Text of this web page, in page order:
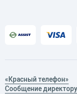
«Красный телефон»
Сообщение